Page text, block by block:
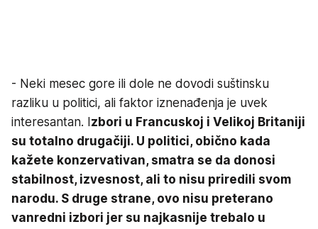
- Neki mesec gore ili dole ne dovodi suštinsku
razliku u politici, ali faktor iznenađenja je uvek
interesantan. I zbori u Francuskoj i Velikoj Britaniji
su totalno drugačiji. U politici, obično kada
kažete konzervativan, smatra se da donosi
stabilnost, izvesnost, ali to nisu priredili svom
narodu. S druge strane, ovo nisu preterano
vanredni izbori jer su najkasnije trebalo u